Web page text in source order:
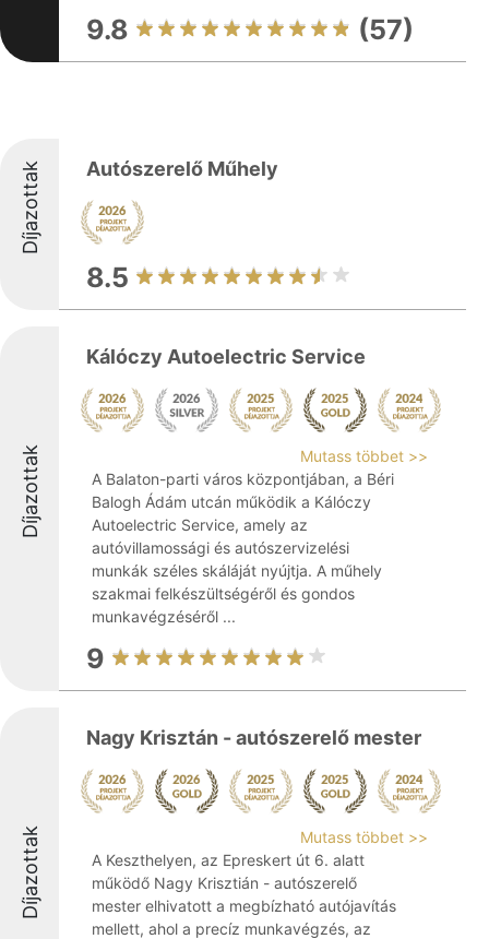
9.8 (57)
Díjazottak Autószerelő Műhely
8.5
Díjazottak
Kálóczy Autoelectric Service
Mutass többet >>
A Balaton-parti város központjában, a Béri
Balogh Ádám utcán működik a Kálóczy
Autoelectric Service, amely az
autóvillamossági és autószervizelési
munkák széles skáláját nyújtja. A műhely
szakmai felkészültségéről és gondos
munkavégzéséről ...
9
Díjazottak
Nagy Krisztán - autószerelő mester
Mutass többet >>
A Keszthelyen, az Epreskert út 6. alatt
működő Nagy Krisztián - autószerelő
mester elhivatott a megbízható autójavítás
mellett, ahol a precíz munkavégzés, az